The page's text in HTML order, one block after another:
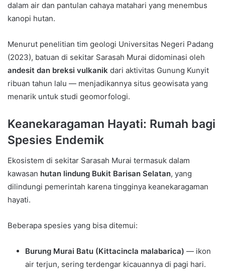
dalam air dan pantulan cahaya matahari yang menembus
kanopi hutan.
Menurut penelitian tim geologi Universitas Negeri Padang
(2023), batuan di sekitar Sarasah Murai didominasi oleh
andesit dan breksi vulkanik dari aktivitas Gunung Kunyit
ribuan tahun lalu — menjadikannya situs geowisata yang
menarik untuk studi geomorfologi.
Keanekaragaman Hayati: Rumah bagi
Spesies Endemik
Ekosistem di sekitar Sarasah Murai termasuk dalam
kawasan hutan lindung Bukit Barisan Selatan, yang
dilindungi pemerintah karena tingginya keanekaragaman
hayati.
Beberapa spesies yang bisa ditemui:
Burung Murai Batu (Kittacincla malabarica) — ikon
air terjun, sering terdengar kicauannya di pagi hari.